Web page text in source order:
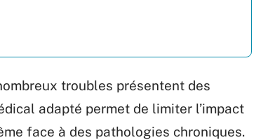
troubles présentent des
adapté permet de limiter l’impact
face à des pathologies chroniques.